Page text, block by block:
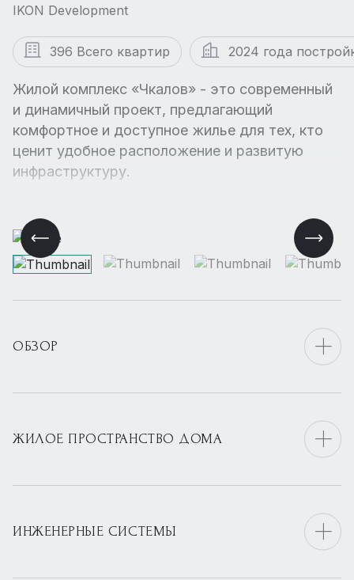
IKON Development
396 Всего квартир 2024 года
Жилой комплекс «Чкалов» - это современный
и динамичный проект, предлагающий
комфортное и доступное жилье для тех, кто
ценит удобное расположение и развитую
инфраструктуру.
ОБЗОР
ЖИЛОЕ ПРОСТРАНСТВО ДОМА
ИНЖЕНЕРНЫЕ СИСТЕМЫ